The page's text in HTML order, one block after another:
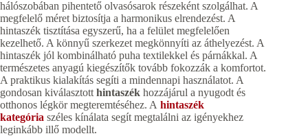
hálószobában pihentető olvasósarok részeként szolgálhat. A
megfelelő méret biztosítja a harmonikus elrendezést. A
hintaszék tisztítása egyszerű, ha a felület megfelelően
kezelhető. A könnyű szerkezet megkönnyíti az áthelyezést. A
hintaszék jól kombinálható puha textilekkel és párnákkal. A
természetes anyagú kiegészítők tovább fokozzák a komfortot.
A praktikus kialakítás segíti a mindennapi használatot. A
gondosan kiválasztott hintaszék hozzájárul a nyugodt és
otthonos légkör megteremtéséhez. A hintaszék
kategória széles kínálata segít megtalálni az igényekhez
leginkább illő modellt.